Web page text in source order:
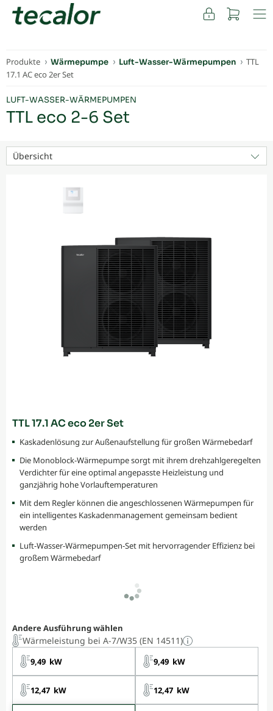
FACHKUNDEN
Produkte Wärmepumpe Luft-Wasser-Wärmepumpen
TTL
17.1 AC eco 2er Set
LUFT-WASSER-WÄRMEPUMPEN
TTL eco 2-6 Set
Übersicht
TTL 17.1 AC eco 2er Set
Kaskadenlösung zur Außenaufstellung für großen Wärmebedarf
Die Monoblock-Wärmepumpe sorgt mit ihrem drehzahlgeregelten
Verdichter für eine optimal angepasste Heizleistung und
ganzjährig hohe Vorlauftemperaturen
Mit dem Regler können die angeschlossenen Wärmepumpen für
ein intelligentes Kaskadenmanagement gemeinsam bedient
werden
Luft-Wasser-Wärmepumpen-Set mit hervorragender Effizienz bei
großem Wärmebedarf
Andere Ausführung wählen
Wärmeleistung bei A-7/W35 (EN 14511)
9,49 kW 9,49 kW
12,47 kW 12,47 kW